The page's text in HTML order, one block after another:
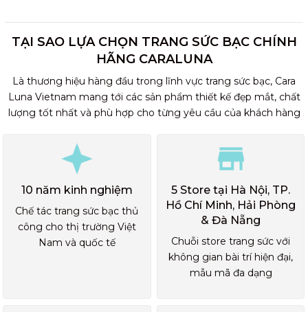
TẠI SAO LỰA CHỌN TRANG SỨC BẠC CHÍNH
HÃNG CARALUNA
Là thương hiệu hàng đầu trong lĩnh vực trang sức bạc, Cara
Luna Vietnam mang tới các sản phẩm thiết kế đẹp mắt, chất
lượng tốt nhất và phù hợp cho từng yêu cầu của khách hàng
10 năm kinh nghiệm
Chế tác trang sức bạc thủ
công cho thị trường Việt
Nam và quốc tế
5 Store tại Hà Nội, TP.
Hồ Chí Minh, Hải Phòng
& Đà Nẵng
Chuỗi store trang sức với
không gian bài trí hiện đại,
mẫu mã đa dạng